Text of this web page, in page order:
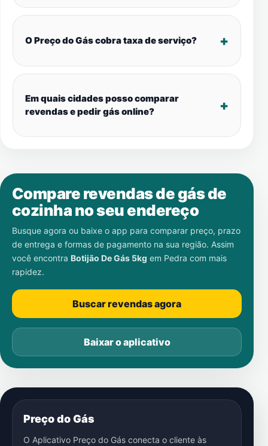
O Preço do Gás cobra taxa de serviço?
Em quais cidades posso comparar
revendas e pedir gás online?
Compare revendas de gás de
cozinha no seu endereço
Busque agora ou baixe o app para comparar preço, prazo
de entrega e formas de pagamento na sua região. Assim
você encontra Botijão De Gás 5kg em Pedra com mais
rapidez.
Buscar revendas agora
Baixar o aplicativo
Preço do Gás
O Aplicativo Preço do Gás conecta o cliente às